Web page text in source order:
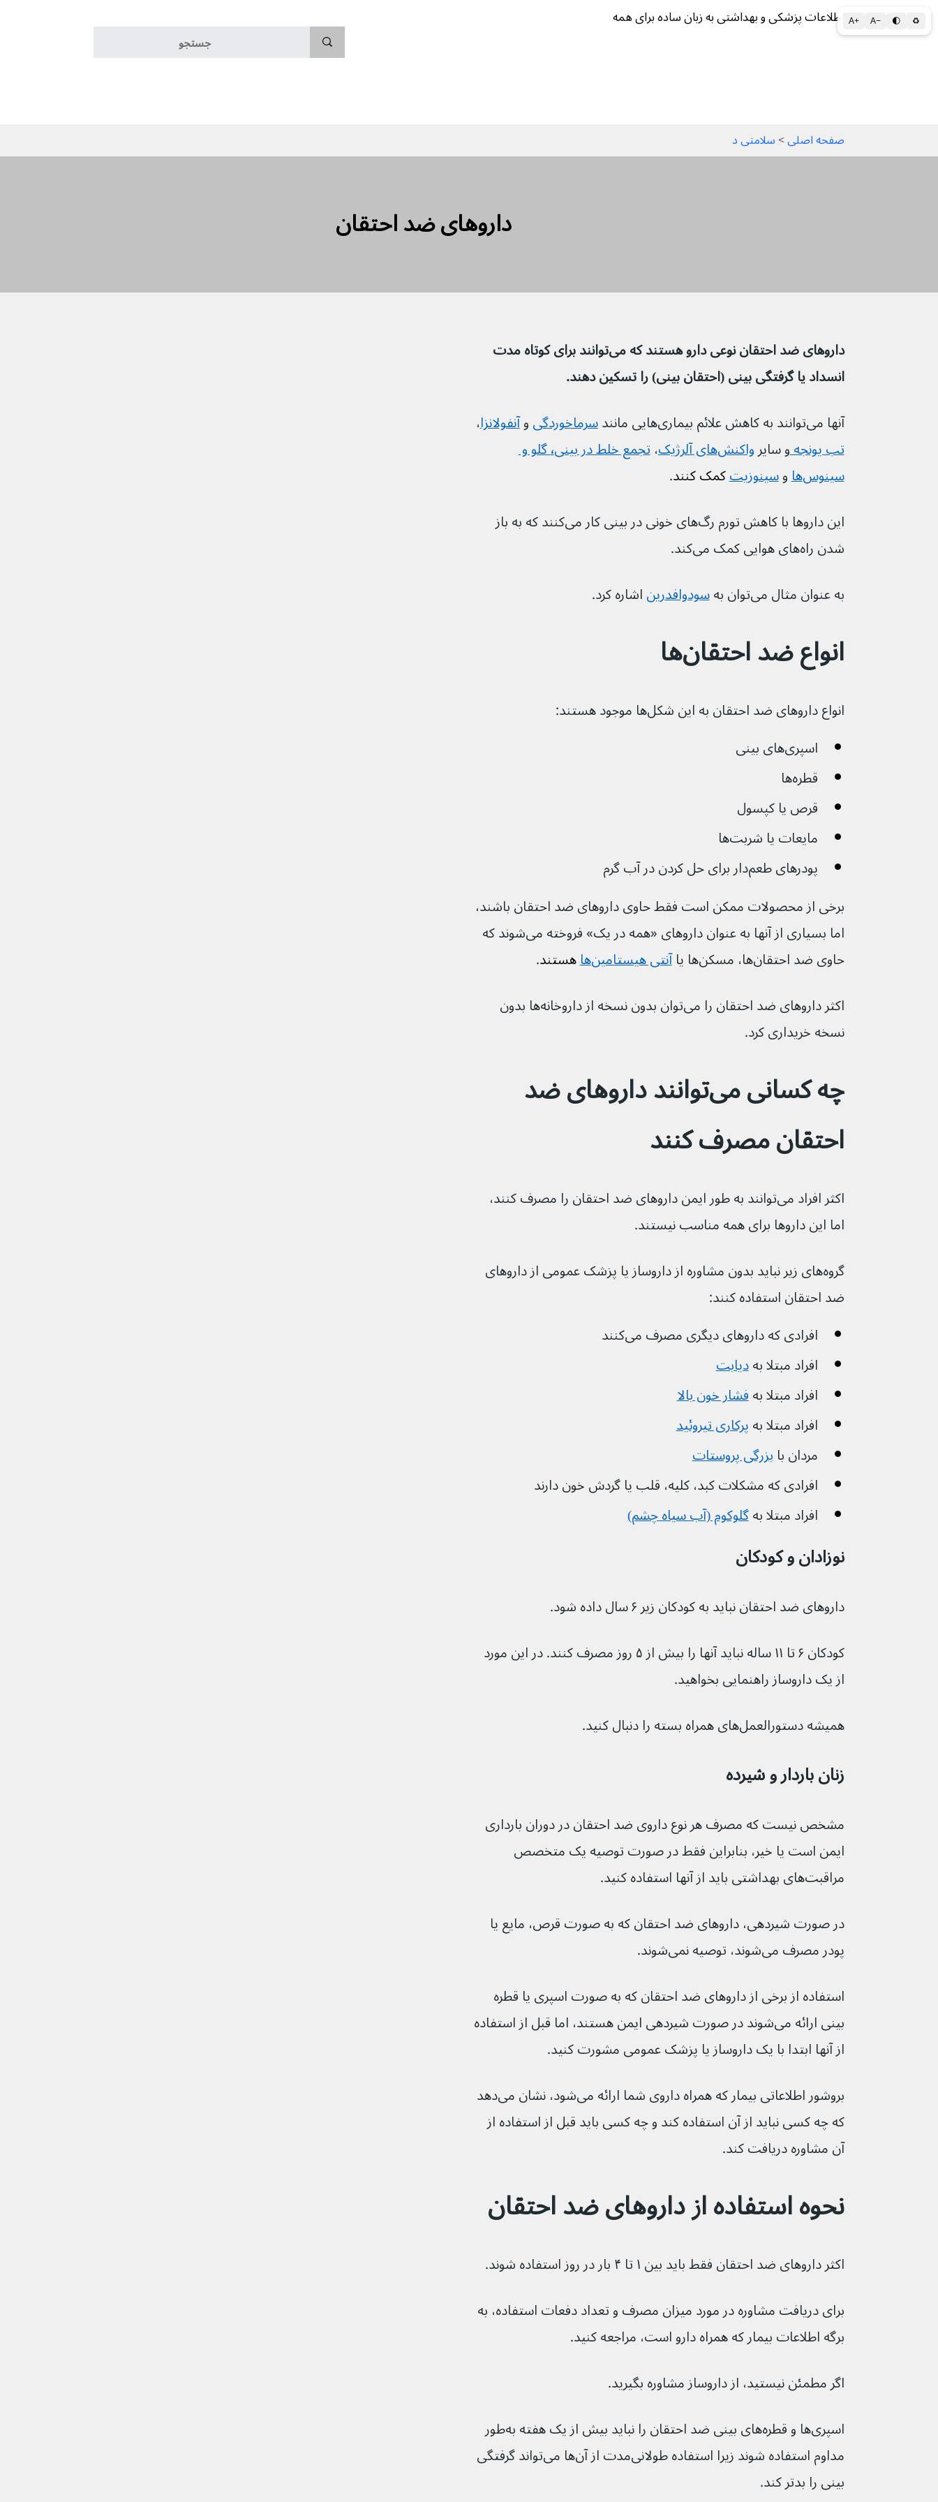
A+ A− 🌓 ♻ اطلاعات پزشکی و بهداشتی به زبان ساده برای همه
داروهای ضد احتقان
صفحه اصلی > سلامتی د
داروهای ضد احتقان نوعی دارو هستند که می‌توانند برای کوتاه مدت
انسداد یا گرفتگی بینی (احتقان بینی) را تسکین دهند.
آنها می‌توانند به کاهش علائم بیماری‌هایی مانند
سرماخوردگیو آنفولانزا،
تب یونجه و سایر واکنش‌های آلرژیک ،
تجمع خلط در بینی٬ گلو و
سینوس‌ها و سینوزیت کمک کنند.
این داروها با کاهش تورم رگ‌های خونی در بینی کار می‌کنند که به باز
شدن راه‌های هوایی کمک می‌کند.
به عنوان مثال می‌توان به
سودوافدرین اشاره کرد.
انواع ضد احتقان‌ها
انواع داروهای ضد احتقان به این شکل‌ها موجود هستند:
اسپری‌های بینی
قطر‌ه‌ها
قرص یا کپسول
مایعات یا شربت‌ها
پودرهای طعم‌دار برای حل کردن در آب گرم
برخی از محصولات ممکن است فقط حاوی داروهای ضد احتقان باشند،
اما بسیاری از آنها به عنوان داروهای «همه در یک» فروخته می‌شوند که
حاوی ضد احتقان‌ها، مسکن‌ها یا
آنتی هیستامین‌ها هستند.
اکثر داروهای ضد احتقان را می‌توان بدون نسخه از داروخانه‌ها بدون
نسخه خریداری کرد.
چه کسانی می‌توانند دارو‌های ضد
احتقان مصرف کنند
اکثر افراد می‌توانند به طور ایمن داروهای ضد احتقان را مصرف کنند،
اما این داروها برای همه مناسب نیستند.
گروه‌های زیر نباید بدون مشاوره از داروساز یا پزشک عمومی از دارو‌های
ضد احتقان استفاده کنند:
افرادی که داروهای دیگری مصرف می‌کنند
افراد مبتلا به دیابت
افراد مبتلا به فشار خون بالا
افراد مبتلا به پرکاری تیروئید
مردان با بزرگی پروستات
افرادی که مشکلات کبد، کلیه، قلب یا گردش خون دارند
افراد مبتلا به گلوکوم (آب سیاه چشم)
نوزادان و کودکان
داروهای ضد احتقان نباید به کودکان زیر ۶ سال داده شود.
کودکان ۶ تا ۱۱ ساله نباید آنها را بیش از ۵ روز مصرف کنند. در این مورد
از یک داروساز راهنمایی بخواهید.
همیشه دستورالعمل‌های همراه بسته را دنبال کنید.
زنان باردار و شیرده
مشخص نیست که مصرف هر نوع داروی ضد احتقان در دوران بارداری
ایمن است یا خیر، بنابراین فقط در صورت توصیه یک متخصص
مراقبت‌های بهداشتی باید از آنها استفاده کنید.
در صورت شیردهی، داروهای ضد احتقان که به صورت قرص، مایع یا
پودر مصرف می‌شوند، توصیه نمی‌شوند.
استفاده از برخی از داروهای ضد احتقان که به صورت اسپری یا قطره
بینی ارائه می‌شوند در صورت شیردهی ایمن هستند، اما قبل از استفاده
از آنها ابتدا با یک داروساز یا پزشک عمومی مشورت کنید.
بروشور اطلاعاتی بیمار که همراه داروی شما ارائه می‌شود، نشان می‌دهد
که چه کسی نباید از آن استفاده کند و چه کسی باید قبل از استفاده از
آن مشاوره دریافت کند.
نحوه استفاده از داروهای ضد احتقان
اکثر داروهای ضد احتقان فقط باید بین ۱ تا ۴ بار در روز استفاده شوند.
برای دریافت مشاوره در مورد میزان مصرف و تعداد دفعات استفاده، به
برگه اطلاعات بیمار که همراه دارو است، مراجعه کنید.
اگر مطمئن نیستید، از داروساز مشاوره بگیرید.
اسپری‌ها و قطره‌های بینی ضد احتقان را نباید بیش از یک هفته به‌طور
مداوم استفاده شوند زیرا استفاده طولانی‌مدت از آن‌ها می‌تواند گرفتگی
بینی را بدتر کند.